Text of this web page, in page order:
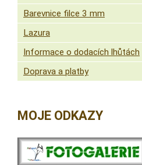
Barevnice filce 3 mm
Lazura
Informace o dodacích lhůtách
Doprava a platby
MOJE ODKAZY